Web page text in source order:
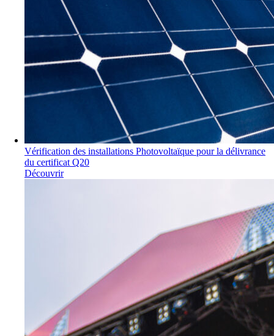
Vérification des installations Photovoltaïque pour la délivrance
du certificat Q20
Découvrir